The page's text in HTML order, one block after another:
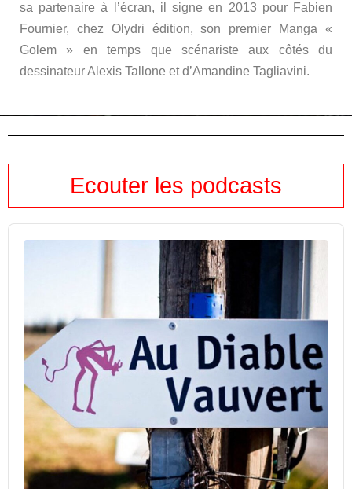
sa partenaire à l’écran, il signe en 2013 pour Fabien
Fournier, chez Olydri édition, son premier Manga «
Golem » en temps que scénariste aux côtés du
dessinateur Alexis Tallone et d’Amandine Tagliavini.
Ecouter les podcasts
Audio